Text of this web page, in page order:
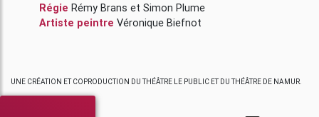
Régie Rémy Brans et Simon Plume
Artiste peintre Véronique Biefnot
UNE CRÉATION ET COPRODUCTION DU THÉÂTRE LE PUBLIC ET DU THÉÂTRE DE NAMUR.